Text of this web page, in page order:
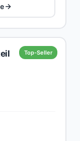
Top-Seller